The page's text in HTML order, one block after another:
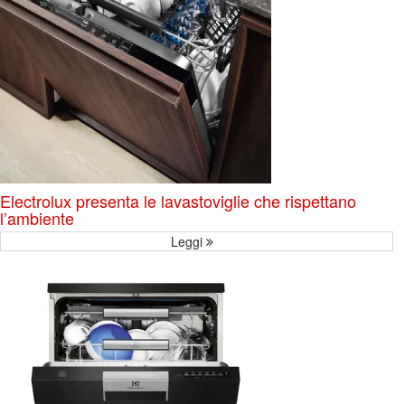
Electrolux presenta le lavastoviglie che rispettano
l’ambiente
Leggi